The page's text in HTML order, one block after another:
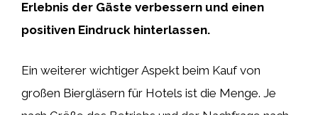
Erlebnis der Gäste verbessern und einen
positiven Eindruck hinterlassen.
Ein weiterer wichtiger Aspekt beim Kauf von
großen Biergläsern für Hotels ist die Menge. Je